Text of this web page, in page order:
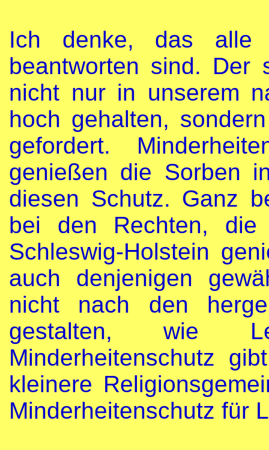
Ich denke, das
beantworten sind. Der
nicht nur in unserem
hoch gehalten,
gefordert.
genießen die Sorben
diesen Schutz. Ganz
bei den Rechten, die
Schleswig-Holstein
auch denjenigen
nicht nach den
gestalten, wie
Minderheitenschutz
kleinere
Minderheitenschutz für